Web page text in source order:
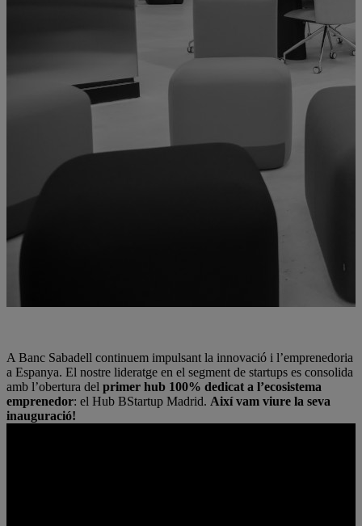
A Banc Sabadell continuem impulsant la innovació i l’emprenedoria
a Espanya. El nostre lideratge en el segment de startups es consolida
amb l’obertura del primer hub 100% dedicat a l’ecosistema
emprenedor: el Hub BStartup Madrid. Així vam viure la seva
inauguració!